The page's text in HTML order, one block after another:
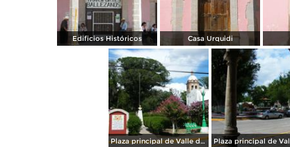
Edificios Históricos Casa Urquidi
Plaza principal de Valle de Allende